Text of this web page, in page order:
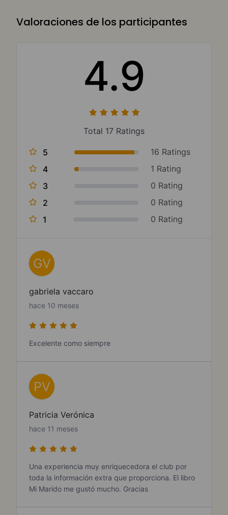
Valoraciones de los participantes
4.9
Total 17 Ratings
5
16 Ratings
4
1 Rating
3
0 Rating
2
0 Rating
1
0 Rating
GV
gabriela vaccaro
hace 10 meses
Excelente como siempre
PV
Patricia Verónica
hace 11 meses
Una experiencia muy enriquecedora el club por
toda la información extra que proporciona. El libro
Mi Marido me gustó mucho. Gracias